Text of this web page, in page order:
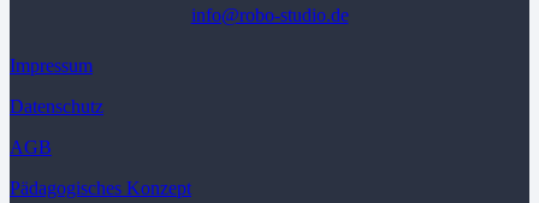
info@robo-studio.de
Impressum
Datenschutz
AGB
Pädagogisches Konzept